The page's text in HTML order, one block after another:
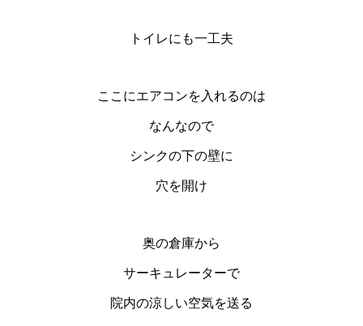
トイレにも一工夫
ここにエアコンを入れるのは
なんなので
シンクの下の壁に
穴を開け
奥の倉庫から
サーキュレーターで
院内の涼しい空気を送る